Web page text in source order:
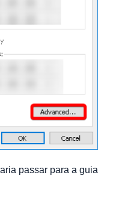
passar para a guia